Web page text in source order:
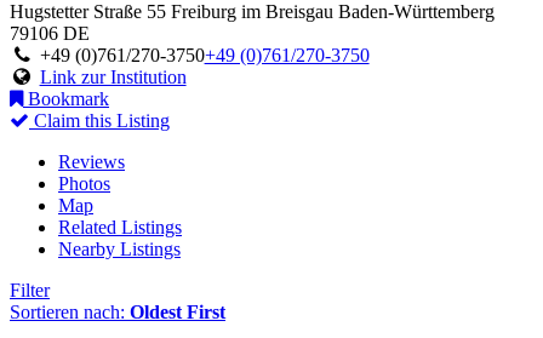
Hugstetter Straße 55 Freiburg im Breisgau Baden-Württemberg
79106 DE
+49 (0)761/270-3750+49 (0)761/270-3750
Link zur Institution
Bookmark
Claim this Listing
Reviews
Photos
Map
Related Listings
Nearby Listings
Filter
Sortieren nach: Oldest First